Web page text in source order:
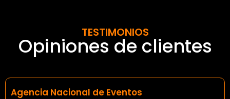
TESTIMONIOS
Opiniones de clientes
Agencia Nacional de Eventos